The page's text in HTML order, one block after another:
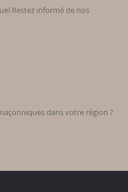
Restez informé de nos
dans votre région ?